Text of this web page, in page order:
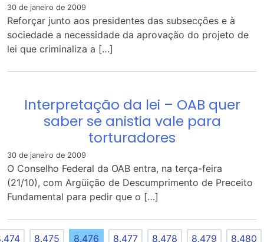
30 de janeiro de 2009
Reforçar junto aos presidentes das subsecções e à
sociedade a necessidade da aprovação do projeto de
lei que criminaliza a […]
Interpretação da lei – OAB quer
saber se anistia vale para
torturadores
30 de janeiro de 2009
O Conselho Federal da OAB entra, na terça-feira
(21/10), com Argüição de Descumprimento de Preceito
Fundamental para pedir que o […]
8.475 8.476 8.477 8.478 8.479 8.480